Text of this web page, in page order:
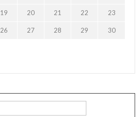
19 20 21 22 23
26 27 28 29 30